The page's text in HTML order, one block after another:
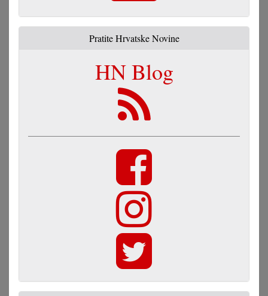
Pratite Hrvatske Novine
HN Blog